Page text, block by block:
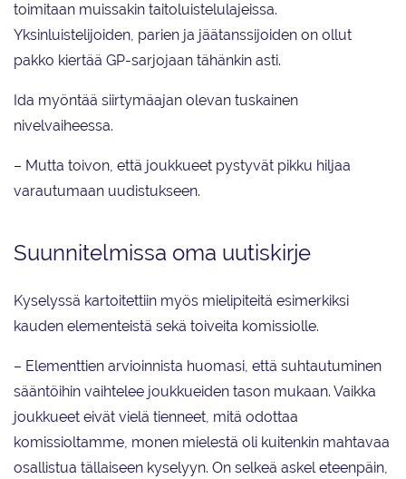
toimitaan muissakin taitoluistelulajeissa.
Yksinluistelijoiden, parien ja jäätanssijoiden on ollut
pakko kiertää GP-sarjojaan tähänkin asti.
Ida myöntää siirtymäajan olevan tuskainen
nivelvaiheessa.
– Mutta toivon, että joukkueet pystyvät pikku hiljaa
varautumaan uudistukseen.
Suunnitelmissa oma uutiskirje
Kyselyssä kartoitettiin myös mielipiteitä esimerkiksi
kauden elementeistä sekä toiveita komissiolle.
– Elementtien arvioinnista huomasi, että suhtautuminen
sääntöihin vaihtelee joukkueiden tason mukaan. Vaikka
joukkueet eivät vielä tienneet, mitä odottaa
komissioltamme, monen mielestä oli kuitenkin mahtavaa
osallistua tällaiseen kyselyyn. On selkeä askel eteenpäin,